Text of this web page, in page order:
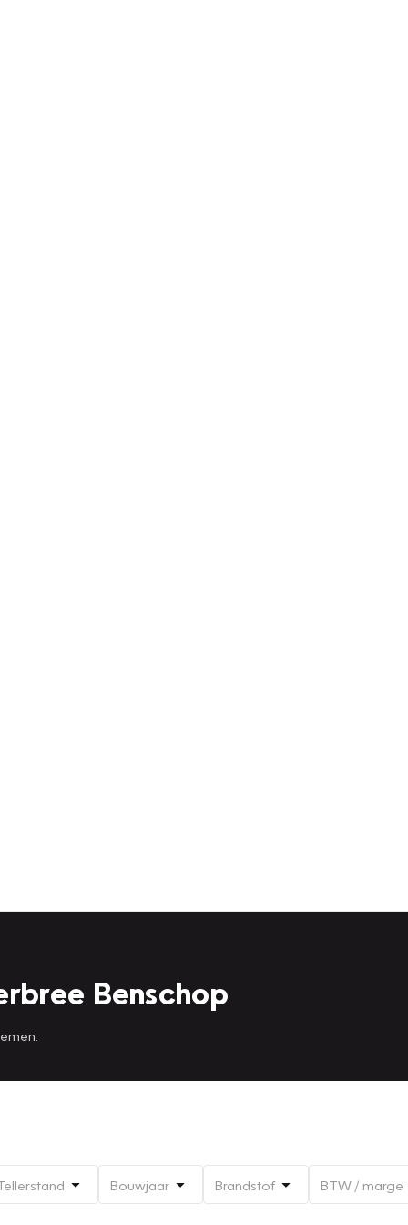
Benschop
Bouwjaar Brandstof BTW / marge